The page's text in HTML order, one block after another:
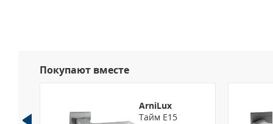
Покупают вместе
ArniLux
Тайм E15